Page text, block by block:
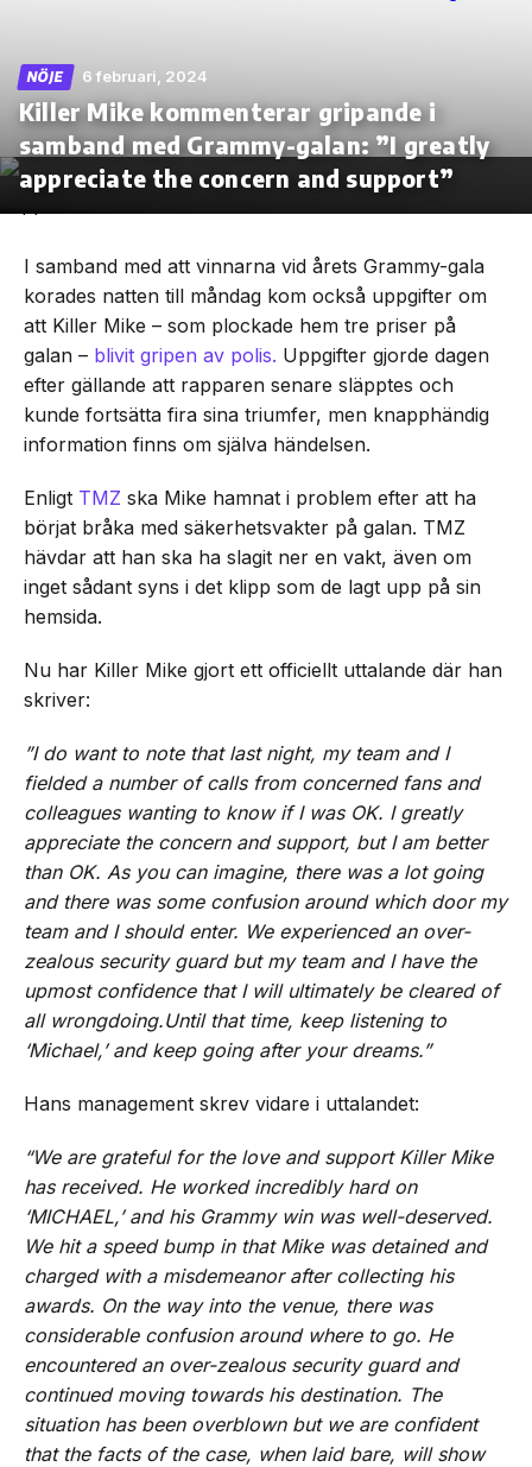
Skip
the
content
NÖJE 6 februari, 2024
Killer Mike kommenterar gripande i
samband med Grammy-galan: ”I greatly
appreciate the concern and support”
I samband med att vinnarna vid årets Grammy-gala
korades natten till måndag kom också uppgifter om
att Killer Mike – som plockade hem tre priser på
galan – blivit gripen av polis. Uppgifter gjorde dagen
efter gällande att rapparen senare släpptes och
kunde fortsätta fira sina triumfer, men knapphändig
information finns om själva händelsen.
Enligt TMZ ska Mike hamnat i problem efter att ha
börjat bråka med säkerhetsvakter på galan. TMZ
hävdar att han ska ha slagit ner en vakt, även om
inget sådant syns i det klipp som de lagt upp på sin
hemsida.
Nu har Killer Mike gjort ett officiellt uttalande där han
skriver:
”I do want to note that last night, my team and I
fielded a number of calls from concerned fans and
colleagues wanting to know if I was OK. I greatly
appreciate the concern and support, but I am better
than OK. As you can imagine, there was a lot going
and there was some confusion around which door my
team and I should enter. We experienced an over-
zealous security guard but my team and I have the
upmost confidence that I will ultimately be cleared of
all wrongdoing.Until that time, keep listening to
‘Michael,’ and keep going after your dreams.”
Hans management skrev vidare i uttalandet:
“We are grateful for the love and support Killer Mike
has received. He worked incredibly hard on
‘MICHAEL,’ and his Grammy win was well-deserved.
We hit a speed bump in that Mike was detained and
charged with a misdemeanor after collecting his
awards. On the way into the venue, there was
considerable confusion around where to go. He
encountered an over-zealous security guard and
continued moving towards his destination. The
situation has been overblown but we are confident
that the facts of the case, when laid bare, will show